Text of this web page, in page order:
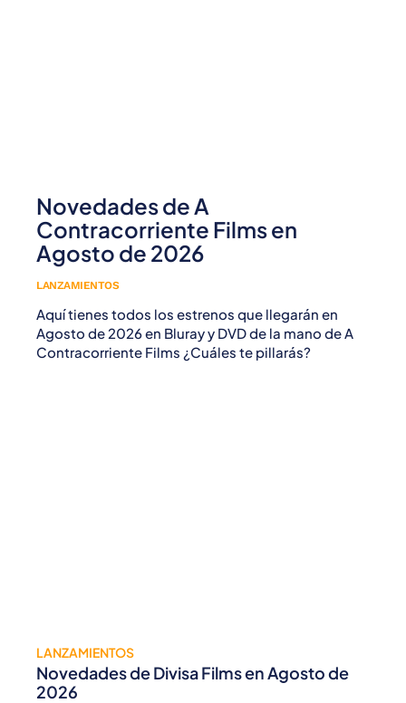
Novedades de A
Contracorriente Films en
Agosto de 2026
LANZAMIENTOS
Aquí tienes todos los estrenos que llegarán en
Agosto de 2026 en Bluray y DVD de la mano de A
Contracorriente Films ¿Cuáles te pillarás?
LANZAMIENTOS
Novedades de Divisa Films en Agosto de
2026